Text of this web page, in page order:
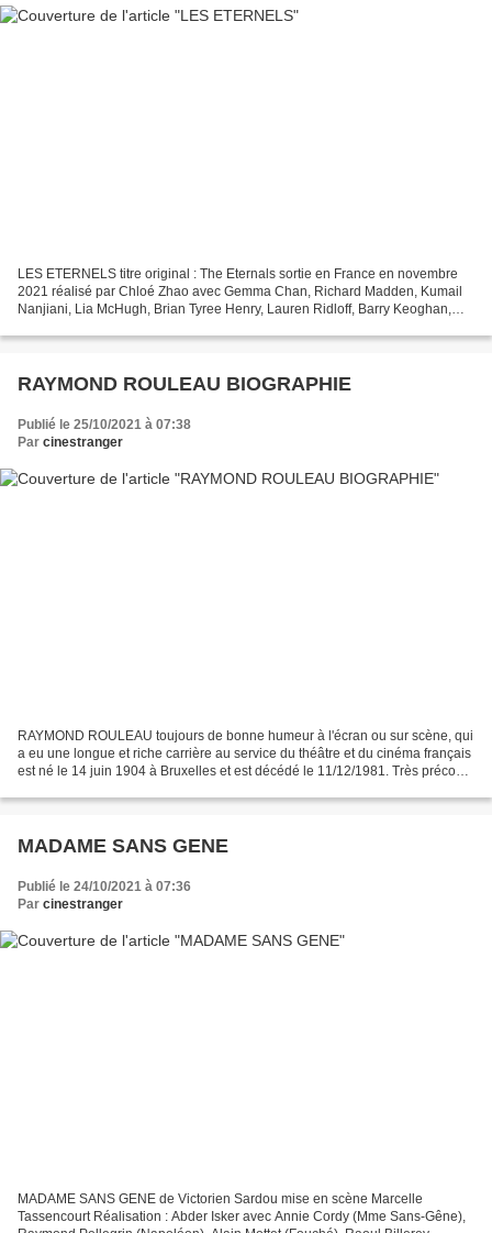
LES ETERNELS titre original : The Eternals sortie en France en novembre
2021 réalisé par Chloé Zhao avec Gemma Chan, Richard Madden, Kumail
Nanjiani, Lia McHugh, Brian Tyree Henry, Lauren Ridloff, Barry Keoghan,
RAYMOND ROULEAU BIOGRAPHIE
Publié le 25/10/2021 à 07:38
Par cinestranger
RAYMOND ROULEAU toujours de bonne humeur à l'écran ou sur scène, qui
a eu une longue et riche carrière au service du théâtre et du cinéma français
est né le 14 juin 1904 à Bruxelles et est décédé le 11/12/1981. Très précoce
MADAME SANS GENE
Publié le 24/10/2021 à 07:36
Par cinestranger
MADAME SANS GENE de Victorien Sardou mise en scène Marcelle
Tassencourt Réalisation : Abder Isker avec Annie Cordy (Mme Sans-Gêne),